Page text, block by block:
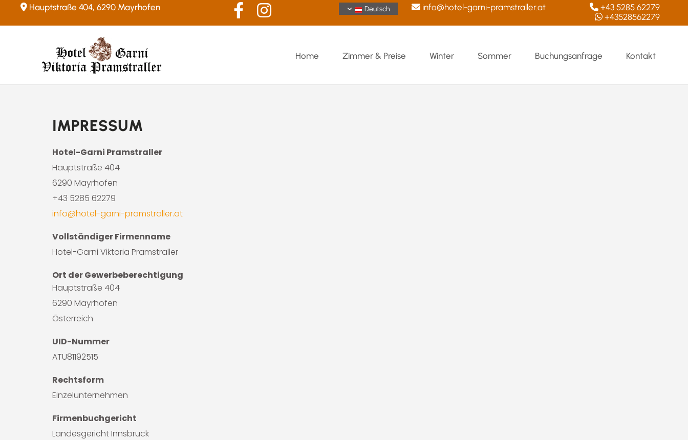
 Hauptstraße 404, 6290 Mayrhofen Deutsch  info@hotel-garni-pramstraller.at  +43 5285 62279
 +43528562279
Home Zimmer & Preise Winter Sommer Buchungsanfrage Kontakt
IMPRESSUM
Hotel-Garni Pramstraller
Hauptstraße 404
6290 Mayrhofen
+43 5285 62279
info@hotel-garni-pramstraller.at
Vollständiger Firmenname
Hotel-Garni Viktoria Pramstraller
Ort der Gewerbeberechtigung
Hauptstraße 404
6290 Mayrhofen
Österreich
UID-Nummer
ATU81192515
Rechtsform
Einzelunternehmen
Firmenbuchgericht
Landesgericht Innsbruck